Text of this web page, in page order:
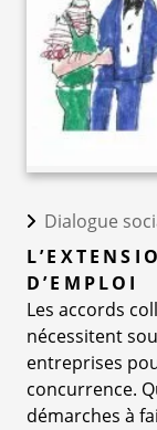
Dialogue
D’EMPLOI
Les accords
nécessitent
entreprises
concurrence.
démarches à